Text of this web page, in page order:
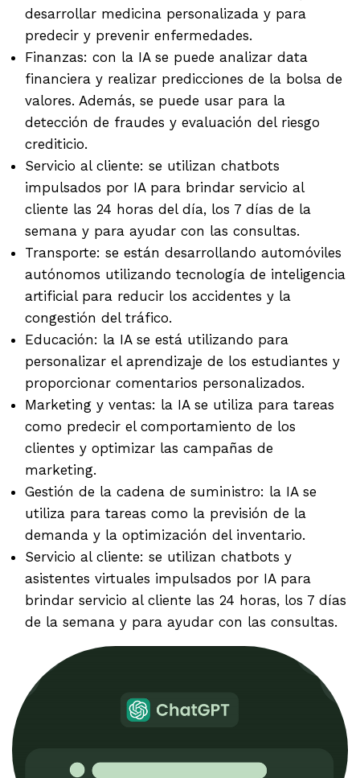
desarrollar medicina personalizada y para
predecir y prevenir enfermedades.
Finanzas: con la IA se puede analizar data
financiera y realizar predicciones de la bolsa de
valores. Además, se puede usar para la
detección de fraudes y evaluación del riesgo
crediticio.
Servicio al cliente: se utilizan chatbots
impulsados ​​por IA para brindar servicio al
cliente las 24 horas del día, los 7 días de la
semana y para ayudar con las consultas.
Transporte: se están desarrollando automóviles
autónomos utilizando tecnología de inteligencia
artificial para reducir los accidentes y la
congestión del tráfico.
Educación: la IA se está utilizando para
personalizar el aprendizaje de los estudiantes y
proporcionar comentarios personalizados.
Marketing y ventas: la IA se utiliza para tareas
como predecir el comportamiento de los
clientes y optimizar las campañas de
marketing.
Gestión de la cadena de suministro: la IA se
utiliza para tareas como la previsión de la
demanda y la optimización del inventario.
Servicio al cliente: se utilizan chatbots y
asistentes virtuales impulsados ​​por IA para
brindar servicio al cliente las 24 horas, los 7 días
de la semana y para ayudar con las consultas.